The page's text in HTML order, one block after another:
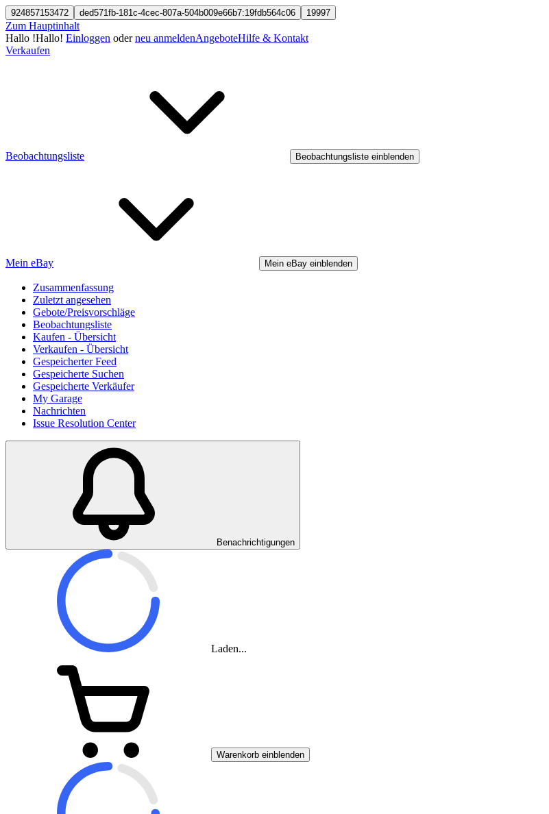
924857153472 ded571fb-181c-4cec-807a-504b009e66b7:19fdb564c06 19997
Zum Hauptinhalt
Hallo !Hallo! Einloggen oderneu anmeldenAngeboteHilfe & Kontakt
Verkaufen
Beobachtungsliste Beobachtungsliste einblenden
Mein eBay Mein eBay einblenden
Zusammenfassung
Zuletzt angesehen
Gebote/Preisvorschläge
Beobachtungsliste
Kaufen - Übersicht
Verkaufen - Übersicht
Gespeicherter Feed
Gespeicherte Suchen
Gespeicherte Verkäufer
My Garage
Nachrichten
Issue Resolution Center
Benachrichtigungen
Laden...
Warenkorb einblenden